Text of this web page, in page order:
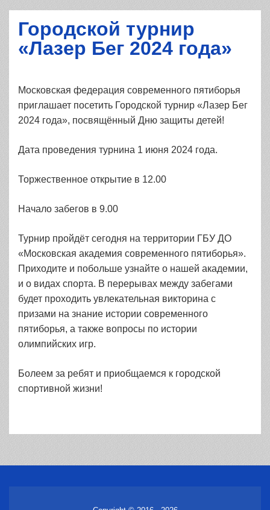
Городской турнир
«Лазер Бег 2024 года»
Московская федерация современного пятиборья
приглашает посетить Городской турнир «Лазер Бег
2024 года», посвящённый Дню защиты детей!
Дата проведения турнина 1 июня 2024 года.
Торжественное открытие в 12.00
Начало забегов в 9.00
Турнир пройдёт сегодня на территории ГБУ ДО
«Московская академия современного пятиборья».
Приходите и побольше узнайте о нашей академии,
и о видах спорта. В перерывах между забегами
будет проходить увлекательная викторина с
призами на знание истории современного
пятиборья, а также вопросы по истории
олимпийских игр.
Болеем за ребят и приобщаемся к городской
спортивной жизни!